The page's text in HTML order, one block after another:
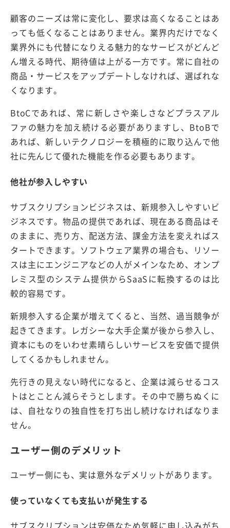
顧客のニーズは常に変化し、要求は高くなることはあ
っても低くなることはありません。業界内だけでなく
業界外にも代替になりえる魅力的なサービスがどんど
ん増える時代、期待値は上がる一方です。常に自社の
商品・サービスをアップデートしなければ、選ばれな
くなります。
BtoCであれば、常に新しさや楽しさなどプラスアル
ファの魅力を加え続ける必要がありますし、BtoBで
あれば、新しいテクノロジーを積極的に取り込んで他
社に先んじて優れた機能を作る必要もあります。
他社が参入しやすい
サブスクリプションビジネスは、新規参入しやすいビ
ジネスです。物品の提供であれば、現在ある商品はそ
のままに、売り方、配送方法、課金方法を変えればス
タートできます。ソフトウェア業界の場合も、リソー
スは主にエンジニアなどの人がメインなため、オンプ
レミス型のシステム提供からSaaSに転換するのは比
較的容易です。
新規参入する企業が増えてくると、当然、過当競争が
起きてきます。レガシーな大手企業が後から参入し、
資本にものをいわせ素晴らしいサービスを安価で提供
してくるかもしれません。
先行きの見えない時代になると、企業は減らせるコス
トはとことん減らそうとします。その中で勝ちぬくに
は、自社なりの独自性を打ち出し続けなければなりま
せん。
ユーザー側のデメリット
ユーザー側にも、実は意外なデメリットがあります。
使っていなくても支払いが発生する
サブスクリプションは安価なため気軽に申し込みがち